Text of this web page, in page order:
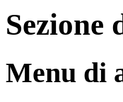
Sezione
Menu di